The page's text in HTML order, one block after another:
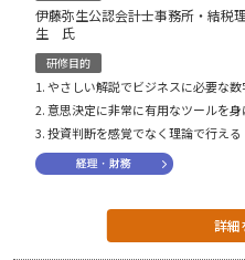
伊藤弥生公認会計士事務所・結
生 氏
研修目的
やさしい解説でビジネスに必要な
意思決定に非常に有用なツールを身
投資判断を感覚でなく理論で行える
詳細